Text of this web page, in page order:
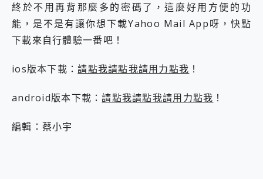
終於不用再背那麼多的密碼了，這麼好用方便的功
能，是不是有讓你想下載Yahoo Mail App呀，快點
下載來自行體驗一番吧！
ios版本下載：請點我請點我請用力點我 ！
android版本下載：請點我請點我請用力點我 ！
編輯：蔡小宇